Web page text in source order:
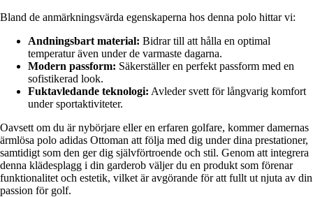
Bland de anmärkningsvärda egenskaperna hos denna polo hittar vi:
Andningsbart material: Bidrar till att hålla en optimal
temperatur även under de varmaste dagarna.
Modern passform: Säkerställer en perfekt passform med en
sofistikerad look.
Fuktavledande teknologi: Avleder svett för långvarig komfort
under sportaktiviteter.
Oavsett om du är nybörjare eller en erfaren golfare, kommer damernas
ärmlösa polo adidas Ottoman att följa med dig under dina prestationer,
samtidigt som den ger dig självförtroende och stil. Genom att integrera
denna klädesplagg i din garderob väljer du en produkt som förenar
funktionalitet och estetik, vilket är avgörande för att fullt ut njuta av din
passion för golf.